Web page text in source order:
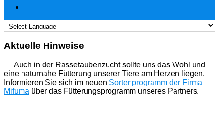
Aktuelle Hinweise
Auch in der Rassetaubenzucht sollte uns das Wohl und
eine naturnahe Fütterung unserer Tiere am Herzen liegen.
Informieren Sie sich im neuen Sortenprogramm der Firma
Mifuma über das Fütterungsprogramm unseres Partners.